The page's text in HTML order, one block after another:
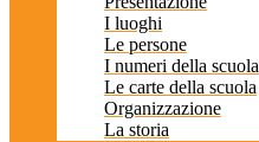
I luoghi
Le persone
I numeri della scuola
Le carte della scuola
Organizzazione
La storia